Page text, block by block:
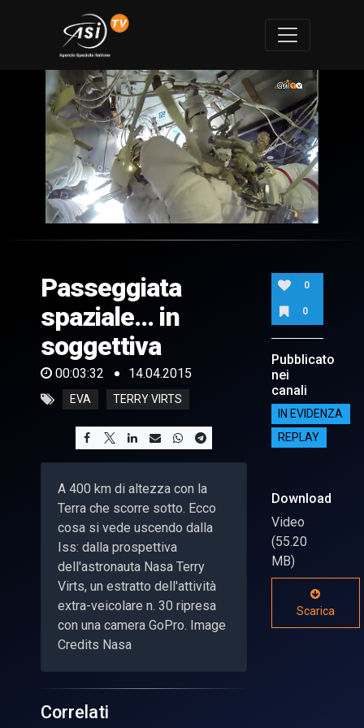
of
32
seconds
Passeggiata
spaziale... in
soggettiva
00:03:32 14.04.2015
EVA TERRY VIRTS
A 400 km di altezza con la
Terra che scorre sotto. Ecco
cosa si vede uscendo dalla
Iss: dalla prospettiva
dell'astronauta Nasa Terry
Virts, un estratto dell'attività
extra-veicolare n. 30 ripresa
con una camera GoPro. Image
Credits Nasa
0
0
Pubblicato
nei
canali
IN EVIDENZA
REPLAY
Download
Video
(55.20
MB)
Scarica
Correlati